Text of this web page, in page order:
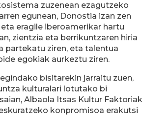
zuzenean ezagutzeko
egunean, Donostia izan zen
eragile iberoamerikar hartu
zientzia eta berrikuntzaren hiria
partekatu ziren, eta talentua
egokiak aurkeztu ziren.
bisitarekin jarraitu zuen,
kulturalari lotutako bi
Albaola Itsas Kultur Faktoriak
konpromisoa erakutsi